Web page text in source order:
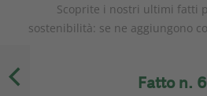
Scoprite i nostri ultimi fatti
sostenibilità: se ne aggiungono
Fatto n.